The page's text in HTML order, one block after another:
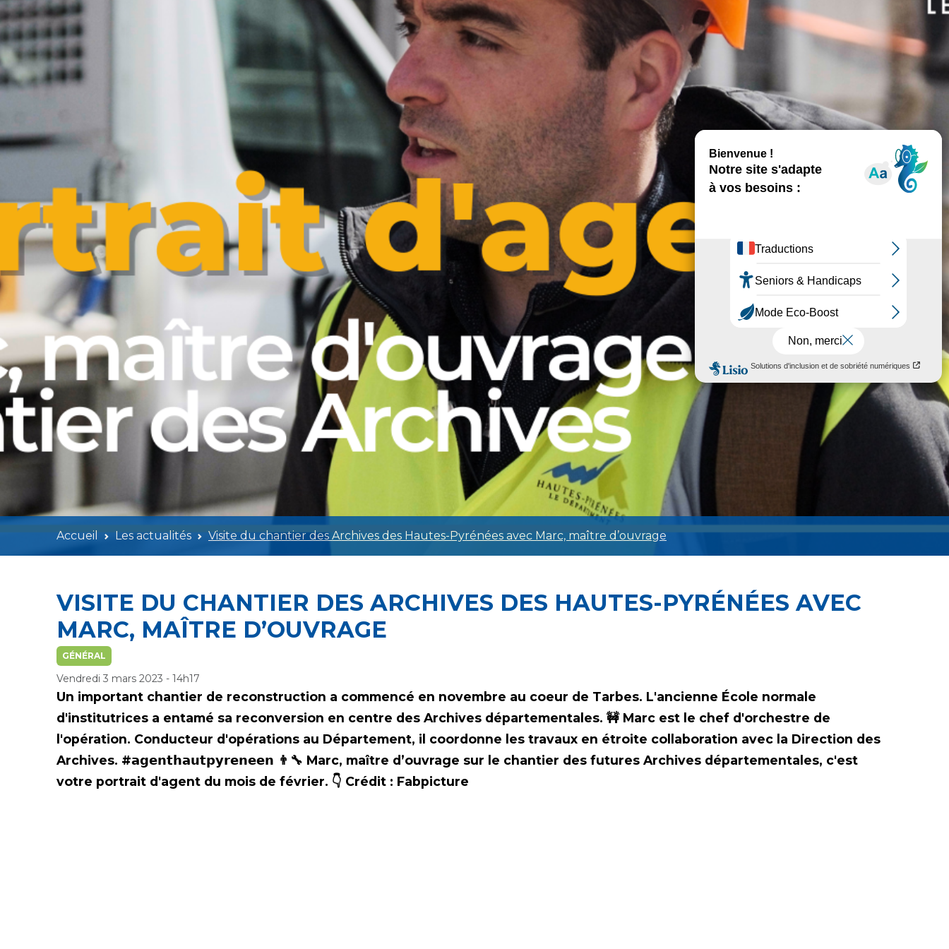
Accueil Les actualités Visite du chantier des Archives des Hautes-Pyrénées avec Marc, maître d’ouvrage
VISITE DU CHANTIER DES ARCHIVES DES HAUTES-PYRÉNÉES AVEC
MARC, MAÎTRE D’OUVRAGE
GÉNÉRAL
Vendredi 3 mars 2023 - 14h17
Un important chantier de reconstruction a commencé en novembre au coeur de Tarbes. L'ancienne École normale
d'institutrices a entamé sa reconversion en centre des Archives départementales. 🚧 Marc est le chef d'orchestre de
l'opération. Conducteur d'opérations au Département, il coordonne les travaux en étroite collaboration avec la Direction des
Archives. #𝗮𝗴𝗲𝗻𝘁𝗵𝗮𝘂𝘁𝗽𝘆𝗿𝗲𝗻𝗲𝗲𝗻 👨‍🔧 Marc, maître d’ouvrage sur le chantier des futures Archives départementales, c'est
votre portrait d'agent du mois de février. 👇 Crédit : Fabpicture